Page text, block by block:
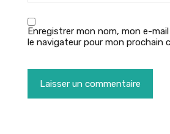
Enregistrer mon nom, mon e-
le navigateur pour mon prochain